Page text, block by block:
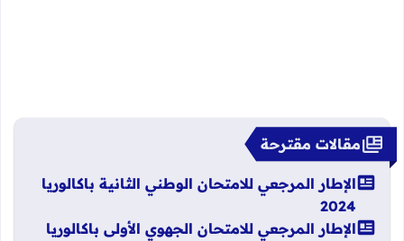
مقالات مقترحة
الإطار المرجعي للامتحان الوطني الثانية باكالوريا
2024
الإطار المرجعي للامتحان الجهوي الأولى باكالوريا